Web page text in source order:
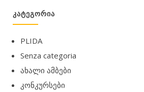
ᲙᲐᲢᲔᲒᲝᲠᲘᲐ
PLIDA
Senza categoria
ახალი ამბები
კონკურსები